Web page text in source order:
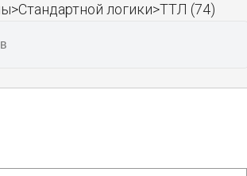
логики>ТТЛ (74)